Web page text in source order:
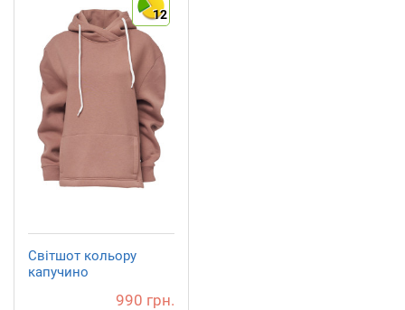
12
Світшот кольору
капучино
990 грн.